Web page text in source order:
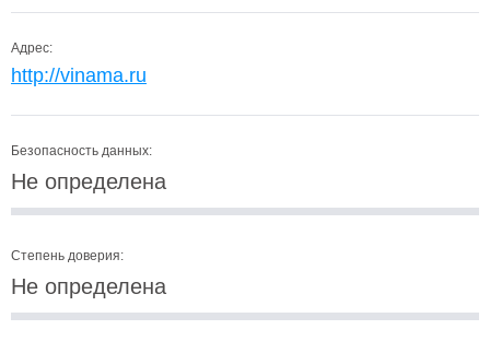
Адрес:
http://vinama.ru
Безопасность данных:
Не определена
Степень доверия:
Не определена